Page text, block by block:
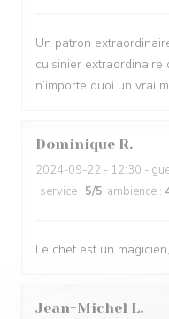
Un patron
cuisinier
n’importe quoi un vrai
Dominique R
2024-09-22 - 12:30 -
service : 5/5 ambience :
Le chef est un
Jean-Michel L